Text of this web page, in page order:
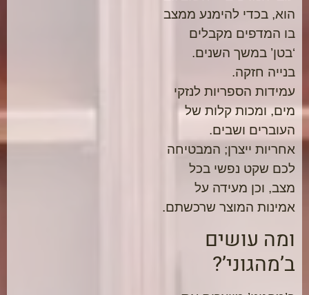
הוא, בכדי להימנע ממצב
בו המדפים מקבלים
‘בטן’ במשך השנים.
בנייה חזקה.
עמידות הספריות לנזקי
מים, ומכות קלות של
העוברים ושבים.
אחריות ייצרן; המבטיחה
לכם שקט נפשי בכל
מצב, וכן מעידה על
אמינות המוצר שרכשתם.
ומה עושים
ב’מהגוני’?